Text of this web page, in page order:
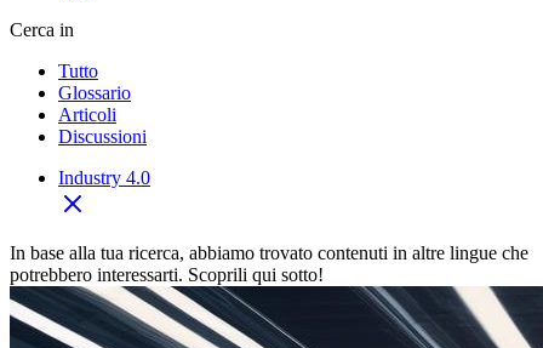
Cerca in
Tutto
Glossario
Articoli
Discussioni
Industry 4.0
In base alla tua ricerca, abbiamo trovato contenuti in altre lingue che
potrebbero interessarti. Scoprili qui sotto!